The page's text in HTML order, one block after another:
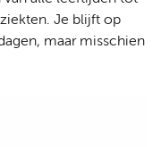
Je blijft op
maar misschien